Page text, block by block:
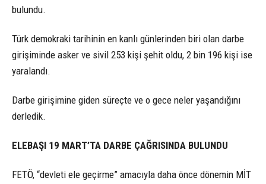
bulundu.
Türk demokraki tarihinin en kanlı günlerinden biri olan darbe
girişiminde asker ve sivil 253 kişi şehit oldu, 2 bin 196 kişi ise
yaralandı.
Darbe girişimine giden süreçte ve o gece neler yaşandığını
derledik.
ELEBAŞI 19 MART’TA DARBE ÇAĞRISINDA BULUNDU
FETÖ, “devleti ele geçirme” amacıyla daha önce dönemin MİT